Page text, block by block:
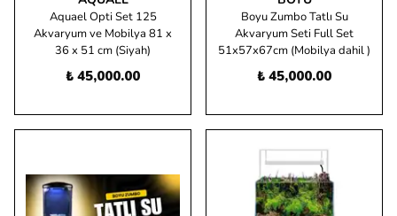
Aquael Opti Set 125
Akvaryum ve Mobilya 81 x
36 x 51 cm (Siyah)
₺ 45,000.00
Boyu Zumbo Tatlı Su
Akvaryum Seti Full Set
51x57x67cm (Mobilya dahil )
₺ 45,000.00